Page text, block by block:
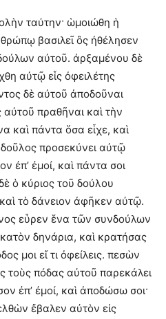
ταύτην· ὡμοιώθη ἡ
βασιλεῖ ὃς ἠθέλησεν
αὐτοῦ. ἀρξαμένου δὲ
αὐτῷ εἷς ὀφειλέτης
δὲ αὐτοῦ ἀποδοῦναι
πραθῆναι καὶ τὴν
καὶ πάντα ὅσα εἶχε, καὶ
προσεκύνει αὐτῷ
ἐπ’ ἐμοί, καὶ πάντα σοι
ὁ κύριος τοῦ δούλου
τὸ δάνειον ἀφῆκεν αὐτῷ.
εὗρεν ἕνα τῶν συνδούλων
δηνάρια, καὶ κρατήσας
μοι εἴ τι ὀφείλεις. πεσὼν
τοὺς πόδας αὐτοῦ παρεκάλει
ἐπ’ ἐμοί, καὶ ἀποδώσω σοι·
ἔβαλεν αὐτὸν εἰς